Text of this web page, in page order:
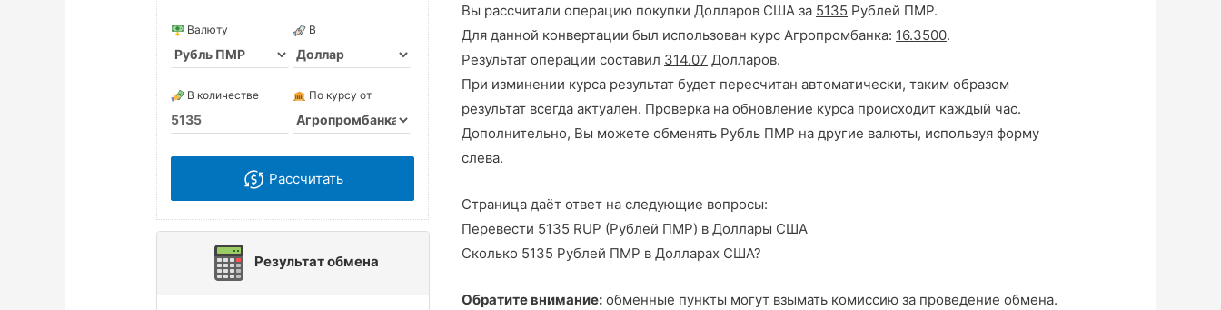
Валюту В
В количестве По курсу от
Рассчитать
Результат обмена
Вы рассчитали операцию покупки Долларов США за 5135 Рублей ПМР.
Для данной конвертации был использован курс Агропромбанка: 16.3500.
Результат операции составил 314.07 Долларов.
При изминении курса результат будет пересчитан автоматически, таким образом
результат всегда актуален. Проверка на обновление курса происходит каждый час.
Дополнительно, Вы можете обменять Рубль ПМР на другие валюты, используя форму
слева.
Страница даёт ответ на следующие вопросы:
Перевести 5135 RUP (Рублей ПМР) в Доллары США
Сколько 5135 Рублей ПМР в Долларах США?
Обратите внимание: обменные пункты могут взымать комиссию за проведение обмена.